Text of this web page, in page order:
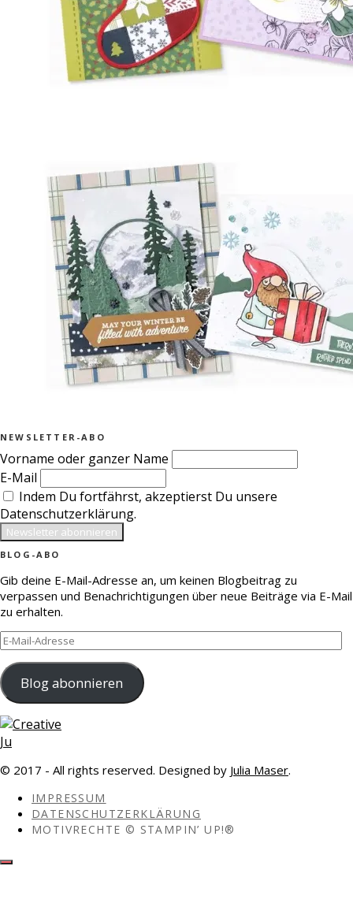
NEWSLETTER-ABO
Vorname oder ganzer Name
E-Mail
Indem Du fortfährst, akzeptierst Du unsere
Datenschutzerklärung.
BLOG-ABO
Gib deine E-Mail-Adresse an, um keinen Blogbeitrag zu
verpassen und Benachrichtigungen über neue Beiträge via E-Mail
zu erhalten.
E-
Mail-
Adresse
Blog abonnieren
© 2017 - All rights reserved. Designed by Julia Maser.
IMPRESSUM
DATENSCHUTZERKLÄRUNG
MOTIVRECHTE © STAMPIN’ UP!®